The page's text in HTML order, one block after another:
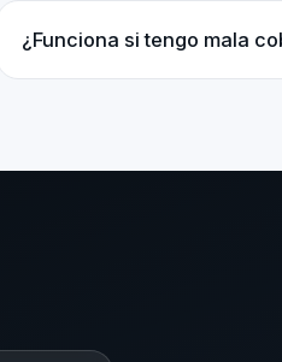
¿Funciona si tengo mala